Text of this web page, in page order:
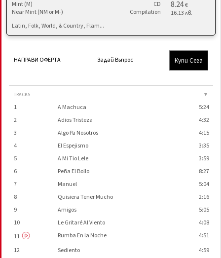
Mint (M)
Near Mint (NM or M-)
CD
Compilation
8.24€
16.13 лв.
Latin, Folk, World, & Country, Flam...
НАПРАВИ ОФЕРТА Задай Въпрос Купи Сега
TRACKS ▼
1 A Machuca
5:24
2
Adios Tristeza
4:32
3
Algo Pa Nosotros
4:15
4
El Espejismo
3:35
5
A Mi Tio Lele
3:59
6
Peña El Bollo
8:27
7
Manuel
5:04
8
Quisiera Tener Mucho
2:16
9
Amigos
5:05
10
Le Gritaré Al Viento
4:08
11
Rumba En la Noche
4:51
12
Sediento
4:59